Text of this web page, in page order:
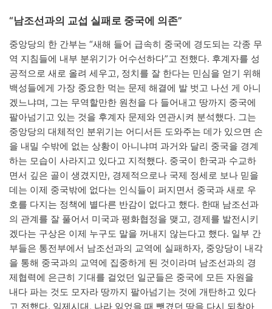
“남조선과의 교섭 실패로 중국에 의존”
중앙당의 한 간부는 “새해 들어 급속히 중국에 경도되는 각종 무
역 지침들에 내부 분위기가 어수선하다”고 전했다. 후계자를 성
공적으로 새로 올려 세우고, 정치를 잘 한다는 민심을 얻기 위해
백성들에게 가장 중요한 먹는 문제 해결에 발 벗고 나선 게 아니
겠느냐며, 그는 무역할만한 원천을 다 들어내고 땅까지 중국에
팔아넘기고 있는 것을 후계자 문제와 연관시켜 분석했다. 그는
중앙당의 대체적인 분위기는 어디서든 도와주는 데가 있으면 손
을 내밀 수밖에 없는 상황이 아니냐며 과거와 달리 중국을 경계
하는 모습이 사라지고 있다고 지적했다. 중국이 한국과 수교하
면서 깊은 골이 생겼지만, 경제적으로나 국제 정세로 보나 믿을
데는 이제 중국밖에 없다는 인식들이 퍼지면서 중국과 새로 우
호를 다지는 정책에 별다른 반감이 없다고 했다. 한때 남조선과
의 관계를 잘 풀어서 미국과 평화협정을 맺고, 경제를 발전시키
겠다는 구상은 이제 누구도 말을 꺼내지 않는다고 했다. 일부 간
부들은 통전부에서 남조선과의 교역에 실패하자, 중앙당이 내각
을 통해 중국과의 교역에 집중하게 된 것이라며 남조선과의 경
제협력에 은근히 기대를 걸었던 일군들은 중국에 모든 자원을
내다 파는 것도 모자라 땅까지 팔아넘기는 것에 개탄하고 있다
고 전했다. 일제시대, 나라 잃었을 때 뺏겼던 땅을 다시 되찾아